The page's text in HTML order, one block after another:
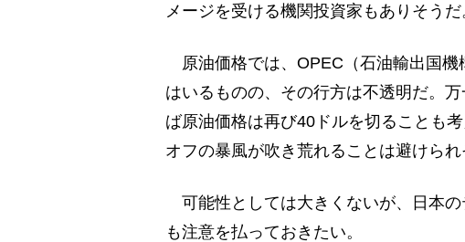
メージを受ける機関投資家もありそうだ
原油価格では、OPEC（石油輸出国機
はいるものの、その行方は不透明だ。
ば原油価格は再び40ドルを切ることも
オフの暴風が吹き荒れることは避けられ
可能性としては大きくないが、日本
も注意を払っておきたい。